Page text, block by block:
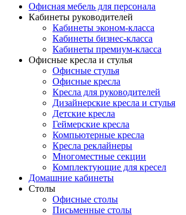
Офисная мебель для персонала
Кабинеты руководителей
Кабинеты эконом-класса
Кабинеты бизнес-класса
Кабинеты премиум-класса
Офисные кресла и стулья
Офисные стулья
Офисные кресла
Кресла для руководителей
Дизайнерские кресла и стулья
Детские кресла
Геймерские кресла
Компьютерные кресла
Кресла реклайнеры
Многоместные секции
Комплектующие для кресел
Домашние кабинеты
Столы
Офисные столы
Письменные столы